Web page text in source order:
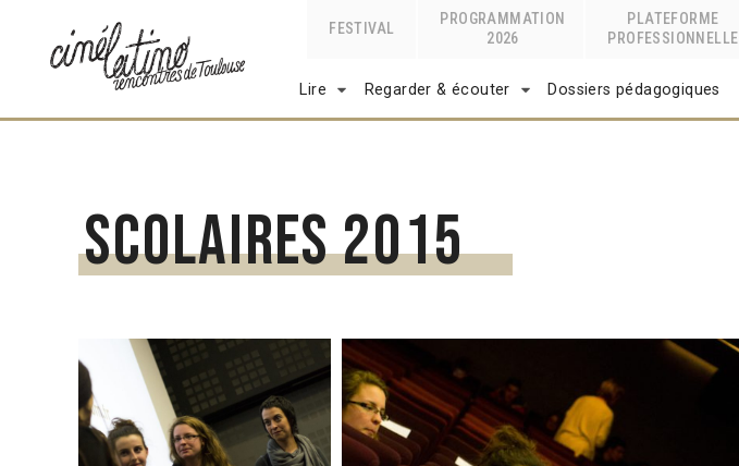
FESTIVAL
PROGRAMMATION
2026
PLATEFORME
PROFESSIONNELLE
Lire Regarder & écouter Dossiers pédagogiques
Scolaires 2015